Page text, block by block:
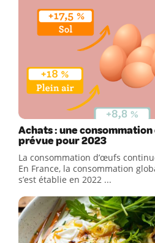
Achats : une
prévue pour 2023
La consommation d’œufs
En France, la consommation
s’est établie en 2022 ...